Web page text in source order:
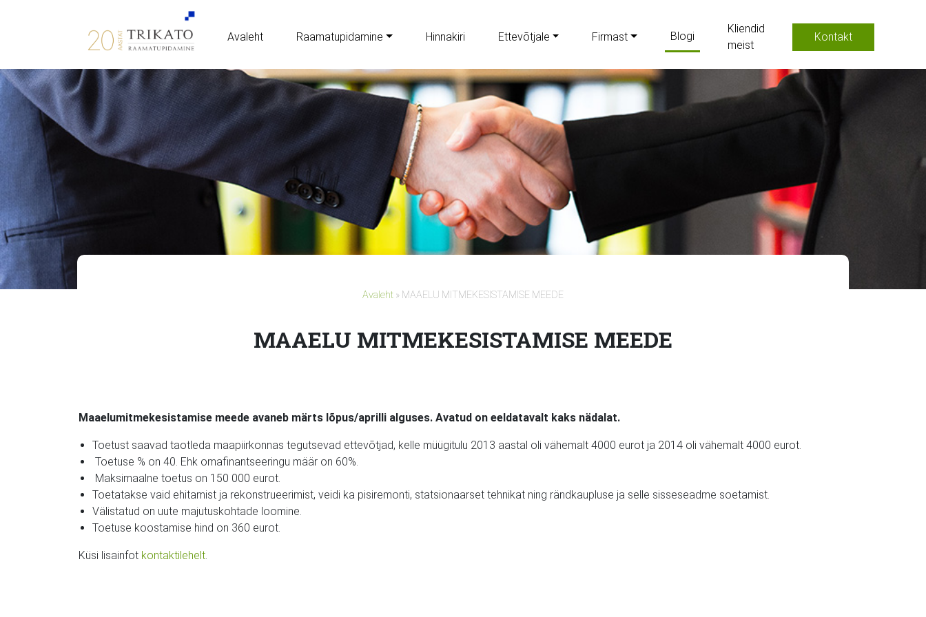
Avaleht Raamatupidamine Hinnakiri Ettevõtjale Firmast Blogi
Kliendid
meist
Kontakt
Avaleht » MAAELU MITMEKESISTAMISE MEEDE
MAAELU MITMEKESISTAMISE MEEDE
Maaelumitmekesistamise meede avaneb märts lõpus/aprilli alguses. Avatud on eeldatavalt kaks nädalat.
Toetust saavad taotleda maapiirkonnas tegutsevad ettevõtjad, kelle müügitulu 2013 aastal oli vähemalt 4000 eurot ja 2014 oli vähemalt 4000 eurot.
Toetuse % on 40. Ehk omafinantseeringu määr on 60%.
Maksimaalne toetus on 150 000 eurot.
Toetatakse vaid ehitamist ja rekonstrueerimist, veidi ka pisiremonti, statsionaarset tehnikat ning rändkaupluse ja selle sisseseadme soetamist.
Välistatud on uute majutuskohtade loomine.
Toetuse koostamise hind on 360 eurot.
Küsi lisainfot kontaktilehelt